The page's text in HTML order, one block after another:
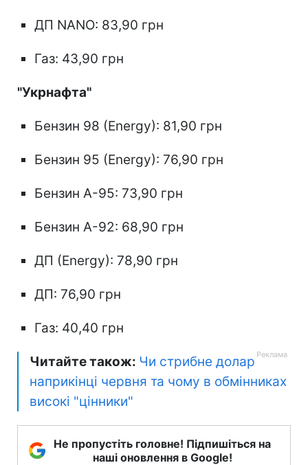
ДП NANO: 83,90 грн
Газ: 43,90 грн
"Укрнафта"
Бензин 98 (Energy): 81,90 грн
Бензин 95 (Energy): 76,90 грн
Бензин А-95: 73,90 грн
Бензин А-92: 68,90 грн
ДП (Energy): 78,90 грн
ДП: 76,90 грн
Газ: 40,40 грн
Читайте також: Чи стрибне долар
наприкінці червня та чому в обмінниках
високі "цінники"
Не пропустіть головне! Підпишіться на
наші оновлення в Google!